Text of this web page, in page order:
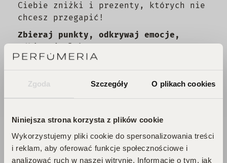
Zgoda Szczegóły O plikach cookies
Niniejsza strona korzysta z plików cookie
Wykorzystujemy pliki cookie do spersonalizowania treści
i reklam, aby oferować funkcje społecznościowe i
analizować ruch w naszej witrynie. Informacje o tym, jak
Ciebie zniżki i prezenty, których nie
chcesz przegapić!
Zbieraj punkty, odkrywaj emocje,
DOŁĄCZ DO KLUBU!